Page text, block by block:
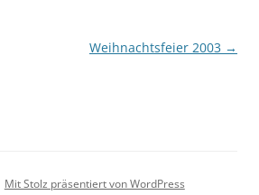
Weihnachtsfeier 2003 →
Mit Stolz präsentiert von WordPress